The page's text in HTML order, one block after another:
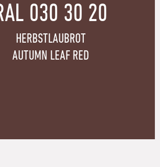
030 30 20
HERBSTLAUBROT
AUTUMN LEAF RED